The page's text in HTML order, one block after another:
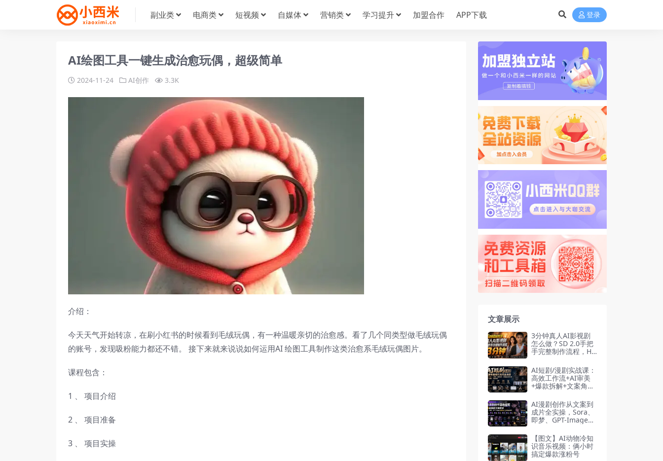
副业类 电商类 短视频 自媒体 营销类 学习提升 加盟合作 APP下载 登录
AI绘图工具一键生成治愈玩偶，超级简单
2024-11-24 AI创作 3.3K
介绍：
今天天气开始转凉，在刷小红书的时候看到毛绒玩偶，有一种温暖亲切的治愈感。看了几个同类型做毛绒玩偶
的账号，发现吸粉能力都还不错。 接下来就来说说如何运用AI 绘图工具制作这类治愈系毛绒玩偶图片。
课程包含：
1 、 项目介绍
2 、 项目准备
3 、 项目实操
文章展示
3分钟真人AI影视剧
怎么做？SD 2.0手把
手完整制作流程，Hi
0/2.5无限生成
AI短剧/漫剧实战课：
高效工作流+AI审美
+爆款拆解+文案角色
+站位控制，从脚本
到成片交付全流程
AI漫剧创作从文案到
成片全实操，Sora、
即梦、GPT-Image全
【图文】AI动物冷知
识音乐视频：俩小时
搞定爆款涨粉号